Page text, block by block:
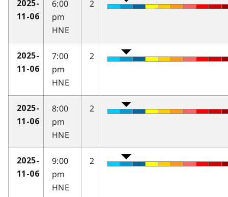
2025-
11-06
6:00
pm
HNE
2
2025-
11-06
7:00
pm
HNE
2
2025-
11-06
8:00
pm
HNE
2
2025-
11-06
9:00
pm
HNE
2